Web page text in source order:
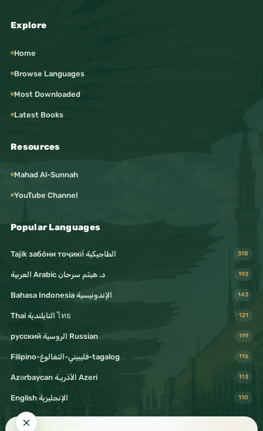
Explore
Home
Browse Languages
Most Downloaded
Latest Books
Resources
Mahad Al-Sunnah
YouTube Channel
Popular Languages
Tajik забо́ни тоҷикӣ́ الطاجيكية 318
د. هيثم سرحان Arabic العربية 193
Bahasa Indonesia الإندونيسية 143
Thai التايلندية ไทย 121
русский الروسية Russian 119
Filipino-فليبيني-التغالوغ-tagalog 116
Azərbaycan الأذريـة Azeri 113
English الإنجليزية 110